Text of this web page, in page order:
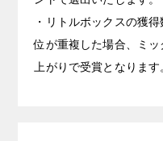
・リトルボックスの獲
位が重複した場合、ミ
上がりで受賞となります